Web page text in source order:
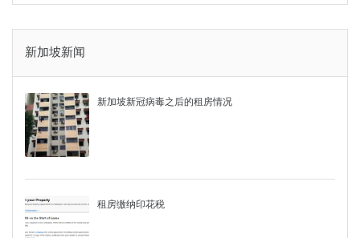
新加坡新闻
新加坡新冠病毒之后的租房情况
租房缴纳印花税